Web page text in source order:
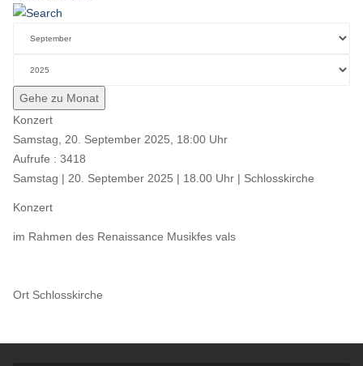
Gehe zu Monat
Konzert
Samstag, 20. September 2025, 18:00 Uhr
Aufrufe : 3418
Samstag | 20. September 2025 | 18.00 Uhr | Schlosskirche
Konzert
im Rahmen des Renaissance Musikfes vals
Ort Schlosskirche